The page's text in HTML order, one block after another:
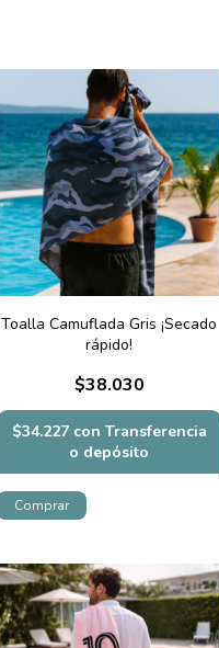
Toalla Camuflada Gris ¡Secado
rápido!
$38.030
$34.227 con Transferencia
o depósito